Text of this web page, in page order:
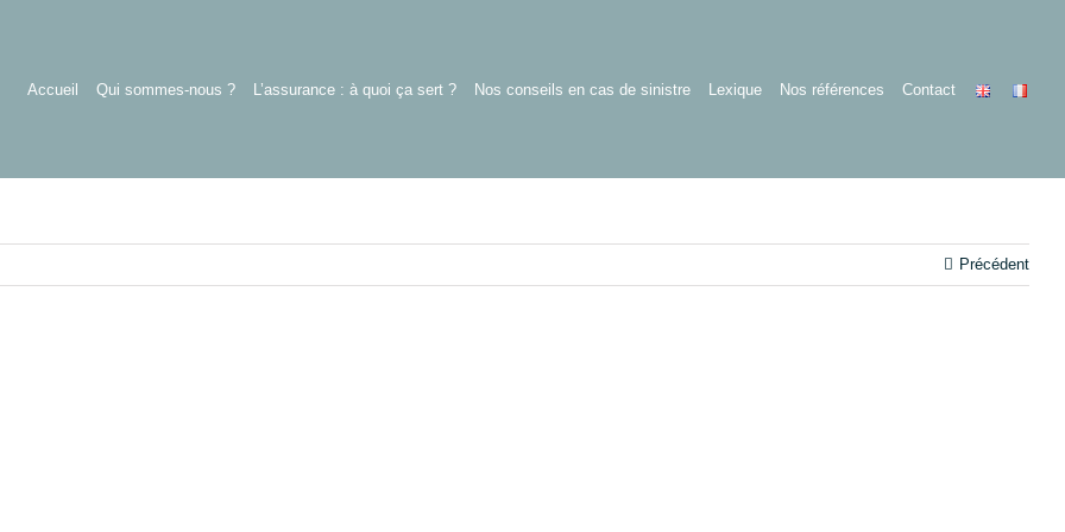
Accueil
Qui sommes-nous ? L’assurance : à quoi ça sert ? Nos conseils en cas de sinistre Lexique Nos références Contact
Précédent